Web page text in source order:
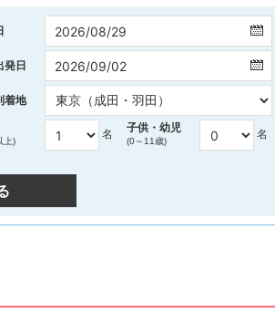
発日
着地
上)
名
子供・幼児
(0～11歳)
名